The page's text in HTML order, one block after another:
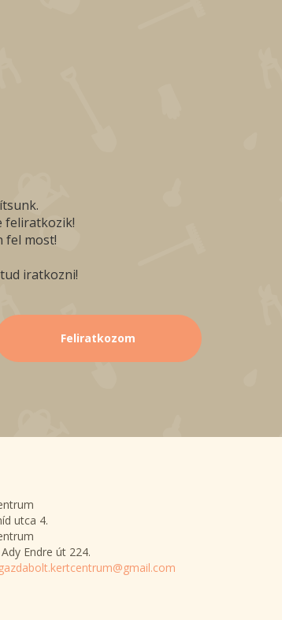
feliratkozik!
fel most!
iratkozni!
utca 4.
Ady Endre út 224.
gazdabolt.kertcentrum@gmail.com